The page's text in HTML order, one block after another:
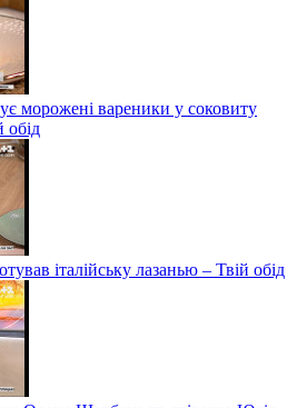
морожені вареники у соковиту
обід
італійську лазанью – Твій обід